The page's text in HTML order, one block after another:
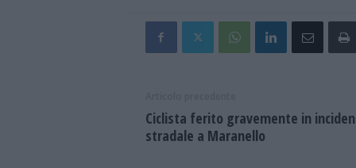
Ciclista ferito gravemente in
stradale a Maranello